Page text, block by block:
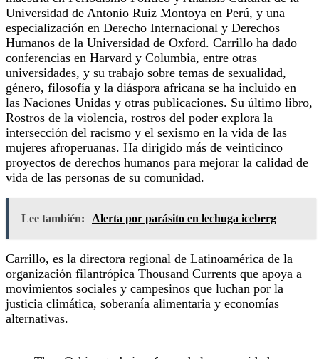
Universidad de Antonio Ruiz Montoya en Perú, y una
especialización en Derecho Internacional y Derechos
Humanos de la Universidad de Oxford. Carrillo ha dado
conferencias en Harvard y Columbia, entre otras
universidades, y su trabajo sobre temas de sexualidad,
género, filosofía y la diáspora africana se ha incluido en
las Naciones Unidas y otras publicaciones. Su último libro,
Rostros de la violencia, rostros del poder explora la
intersección del racismo y el sexismo en la vida de las
mujeres afroperuanas. Ha dirigido más de veinticinco
proyectos de derechos humanos para mejorar la calidad de
vida de las personas de su comunidad.
Lee también: Alerta por parásito en lechuga iceberg
Carrillo, es la directora regional de Latinoamérica de la
organización filantrópica Thousand Currents que apoya a
movimientos sociales y campesinos que luchan por la
justicia climática, soberanía alimentaria y economías
alternativas.